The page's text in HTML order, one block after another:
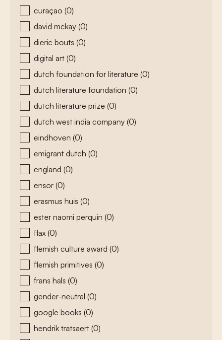
curaçao (0)
david mckay (0)
dieric bouts (0)
digital art (0)
dutch foundation for literature (0)
dutch literature foundation (0)
dutch literature prize (0)
dutch west india company (0)
eindhoven (0)
emigrant dutch (0)
england (0)
ensor (0)
erasmus huis (0)
ester naomi perquin (0)
flax (0)
flemish culture award (0)
flemish primitives (0)
frans hals (0)
gender-neutral (0)
google books (0)
hendrik tratsaert (0)